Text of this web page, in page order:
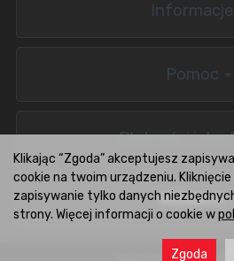
Informacje
Pomoc
Płatności i
BOXCARS.PL
Klikając “Zgoda” akceptujesz
cookie na twoim urządzeniu. Kliknięcie
zapisywanie tylko danych
strony. Więcej informacji o cookie w
Zgoda